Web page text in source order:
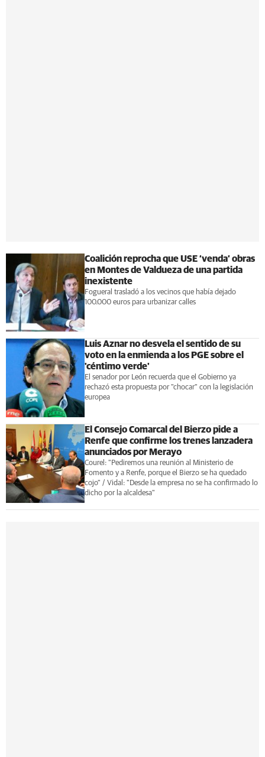
Coalición reprocha que USE ‘venda’ obras
en Montes de Valdueza de una partida
inexistente
Fogueral trasladó a los vecinos que había dejado
100.000 euros para urbanizar calles
Luis Aznar no desvela el sentido de su
voto en la enmienda a los PGE sobre el
'céntimo verde'
El senador por León recuerda que el Gobierno ya
rechazó esta propuesta por "chocar" con la legislación
europea
El Consejo Comarcal del Bierzo pide a
Renfe que confirme los trenes lanzadera
anunciados por Merayo
Courel: "Pediremos una reunión al Ministerio de
Fomento y a Renfe, porque el Bierzo se ha quedado
cojo" / Vidal: "Desde la empresa no se ha confirmado lo
dicho por la alcaldesa"